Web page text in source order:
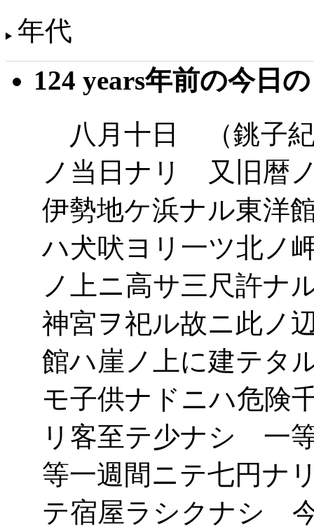
年代
124 years年前の今日
八月十日 （銚子
ノ当日ナリ 又旧暦
伊勢地ケ浜ナル東洋
ハ犬吠ヨリ一ツ北
ノ上ニ高サ三尺許
神宮ヲ祀ル故ニ此ノ
館ハ崖ノ上に建テタ
モ子供ナドニハ危険
リ客至テ少ナシ 一
等一週間ニテ七円ナ
テ宿屋ラシクナシ